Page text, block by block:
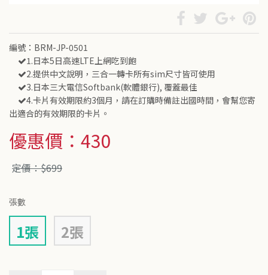
編號：BRM-JP-0501
1.日本5日高速LTE上網吃到飽
2.提供中文說明，三合一轉卡所有sim尺寸皆可使用
3.日本三大電信Softbank(軟體銀行), 覆蓋最佳
4.卡片有效期限約3個月，請在訂購時備註出國時間，會幫您寄
出適合的有效期限的卡片。
優惠價：430
定價：$699
張數
1張 2張